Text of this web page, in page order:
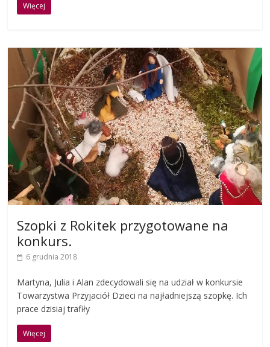
Więcej
Szopki z Rokitek przygotowane na
konkurs.
6 grudnia 2018
Martyna, Julia i Alan zdecydowali się na udział w konkursie
Towarzystwa Przyjaciół Dzieci na najładniejszą szopkę. Ich
prace dzisiaj trafiły
Więcej